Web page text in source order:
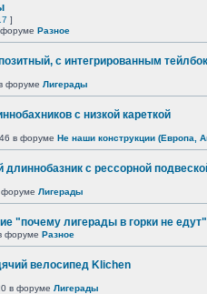
]
Разное
с интегрированным
форуме Лигерады
с низкой кареткой
в форуме Не наши конструкции (Европа,
с рессорной
Лигерады
"почему лигерады в горки не
форуме Разное
велосипед Klichen
в форуме Лигерады